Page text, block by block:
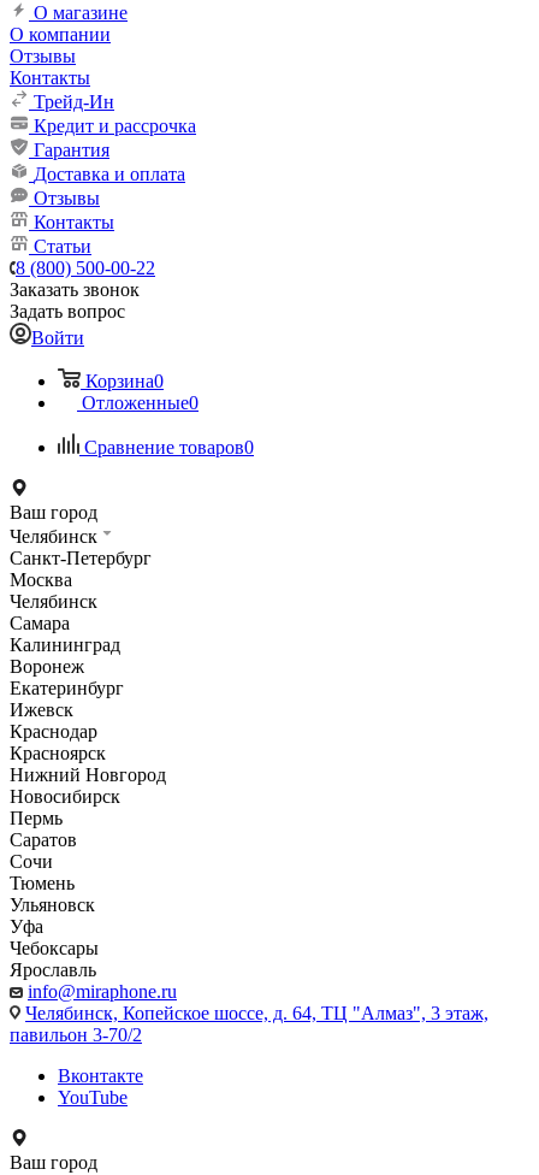
О магазине
О компании
Отзывы
Контакты
Трейд-Ин
Кредит и рассрочка
Гарантия
Доставка и оплата
Отзывы
Контакты
Статьи
8 (800) 500-00-22
Заказать звонок
Задать вопрос
Войти
Корзина0
Отложенные0
Сравнение товаров0
Ваш город
Челябинск
Санкт-Петербург
Москва
Челябинск
Самара
Калининград
Воронеж
Екатеринбург
Ижевск
Краснодар
Красноярск
Нижний Новгород
Новосибирск
Пермь
Саратов
Сочи
Тюмень
Ульяновск
Уфа
Чебоксары
Ярославль
info@miraphone.ru
Челябинск, Копейское шоссе, д. 64, ТЦ "Алмаз", 3 этаж,
павильон 3-70/2
Вконтакте
YouTube
Ваш город